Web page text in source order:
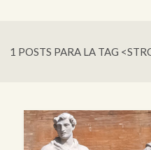
1 POSTS PARA LA TAG